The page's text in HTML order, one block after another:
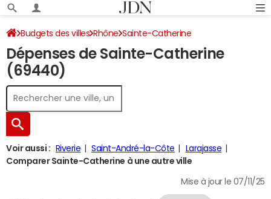
Budgets des villes Rhône Sainte-Catherine
Dépenses 2024
Dépenses de Sainte-Catherine
(69440)
Voir aussi : Riverie Saint-André-la-Côte
Larajasse
Comparer Sainte-Catherine à une autre ville
Mise à jour le 07/11/25